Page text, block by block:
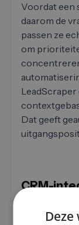
Voordat een
daarom de
passen ze
om
Dat geeft
CRM-